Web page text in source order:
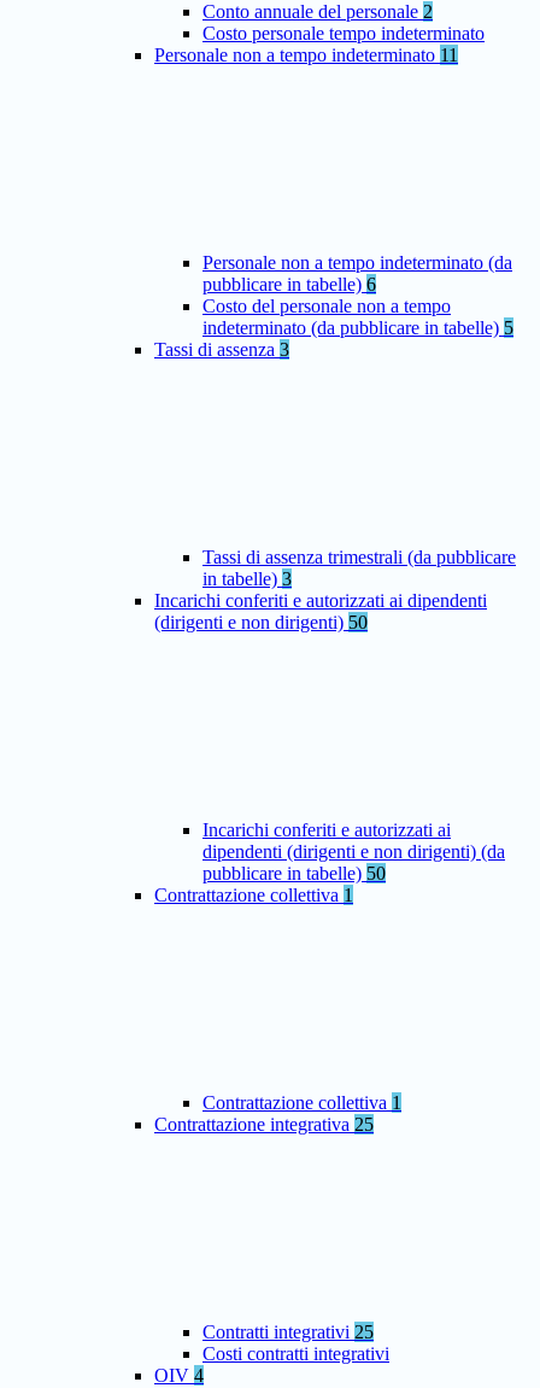
Conto annuale del personale 2
Costo personale tempo indeterminato
Personale non a tempo indeterminato 11
Personale non a tempo indeterminato (da
pubblicare in tabelle) 6
Costo del personale non a tempo
indeterminato (da pubblicare in tabelle) 5
Tassi di assenza 3
Tassi di assenza trimestrali (da pubblicare
in tabelle) 3
Incarichi conferiti e autorizzati ai dipendenti
(dirigenti e non dirigenti) 50
Incarichi conferiti e autorizzati ai
dipendenti (dirigenti e non dirigenti) (da
pubblicare in tabelle) 50
Contrattazione collettiva 1
Contrattazione collettiva 1
Contrattazione integrativa 25
Contratti integrativi 25
Costi contratti integrativi
OIV 4